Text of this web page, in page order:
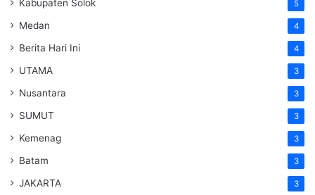
Kabupaten Solok 5
Medan 4
Berita Hari Ini 4
UTAMA 3
Nusantara 3
SUMUT 3
Kemenag 3
Batam 3
JAKARTA 3